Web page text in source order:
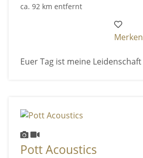
ca. 92 km entfernt
Merken
Euer Tag ist meine Leidenschaft
Pott Acoustics